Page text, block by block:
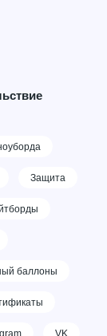
Защита
баллоны
VK